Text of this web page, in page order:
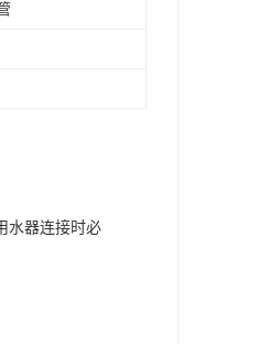
水器连接时必